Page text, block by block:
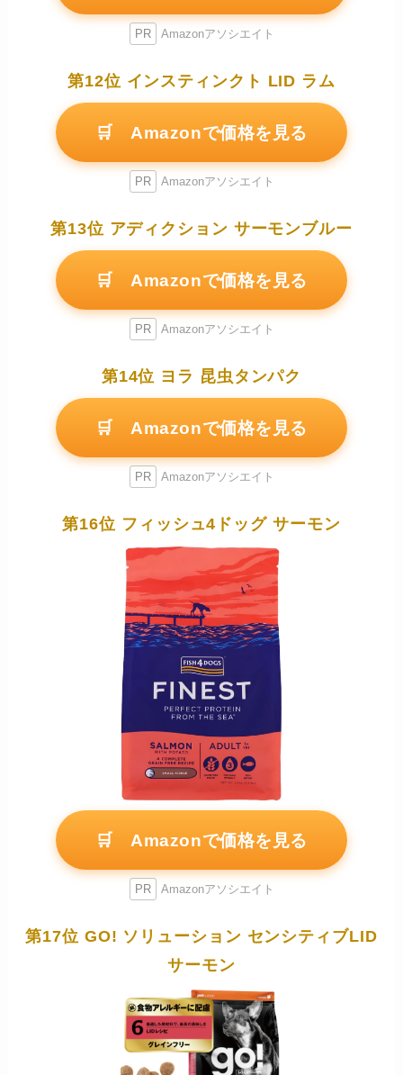
PR Amazonアソシエイト
第12位 インスティンクト LID ラム
🛒 Amazonで価格を見る
PR Amazonアソシエイト
第13位 アディクション サーモンブルー
🛒 Amazonで価格を見る
PR Amazonアソシエイト
第14位 ヨラ 昆虫タンパク
🛒 Amazonで価格を見る
PR Amazonアソシエイト
第16位 フィッシュ4ドッグ サーモン
🛒 Amazonで価格を見る
PR Amazonアソシエイト
第17位 GO! ソリューション センシティブLID
サーモン